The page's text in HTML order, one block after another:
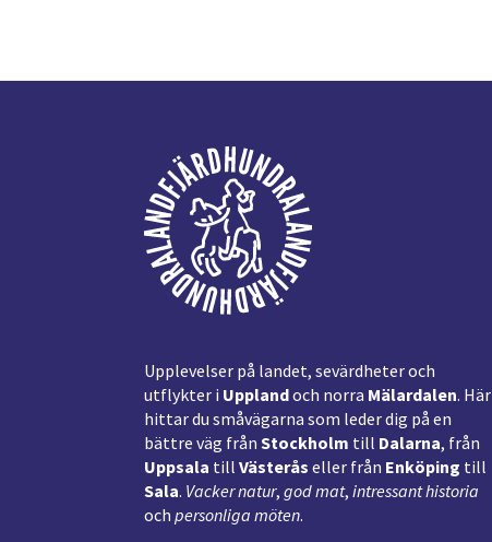
Upplevelser på landet, sevärdheter och
utflykter i Upplandoch norra Mälardalen. Här
hittar du småvägarna som leder dig på en
bättre väg från Stockholm till Dalarna, från
Uppsala till Västerås eller från Enköping till
Sala. Vacker natur, god mat, intressant historia
och personliga möten.